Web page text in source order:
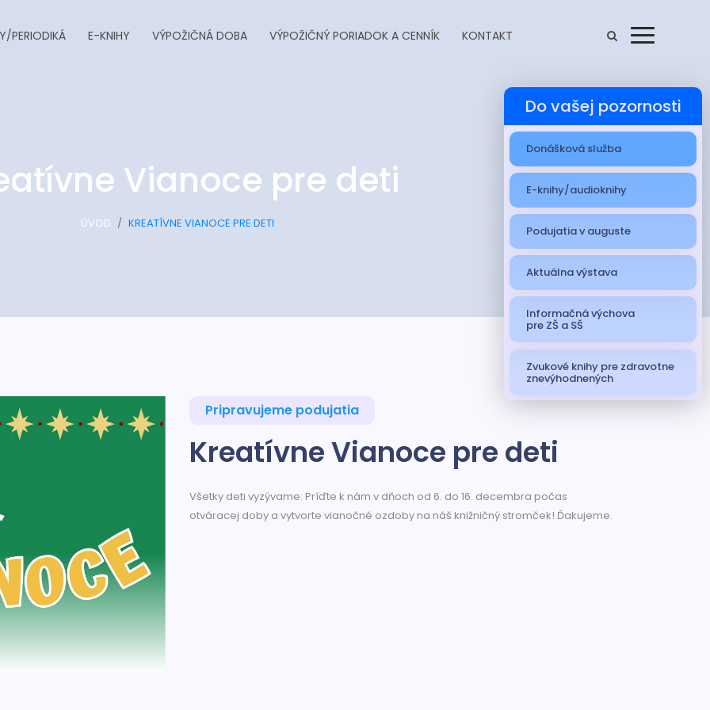
PERIODIKÁ E-KNIHY VÝPOŽIČNÁ DOBA VÝPOŽIČNÝ PORIADOK A CENNÍK KONTAKT
Vianoce pre deti
ÚVOD KREATÍVNE VIANOCE PRE DETI
Pripravujeme podujatia
Kreatívne Vianoce pre deti
Všetky deti vyzývame: Príďte k nám v dňoch od 6. do 16. decembra počas
otváracej doby a vytvorte vianočné ozdoby na náš knižničný stromček! Ďakujeme.
Do vašej pozornosti
Donášková služba
E-knihy/audioknihy
Podujatia v auguste
Aktuálna výstava
Informačná výchova
pre ZŠ a SŠ
Zvukové knihy pre zdravotne
znevýhodnených